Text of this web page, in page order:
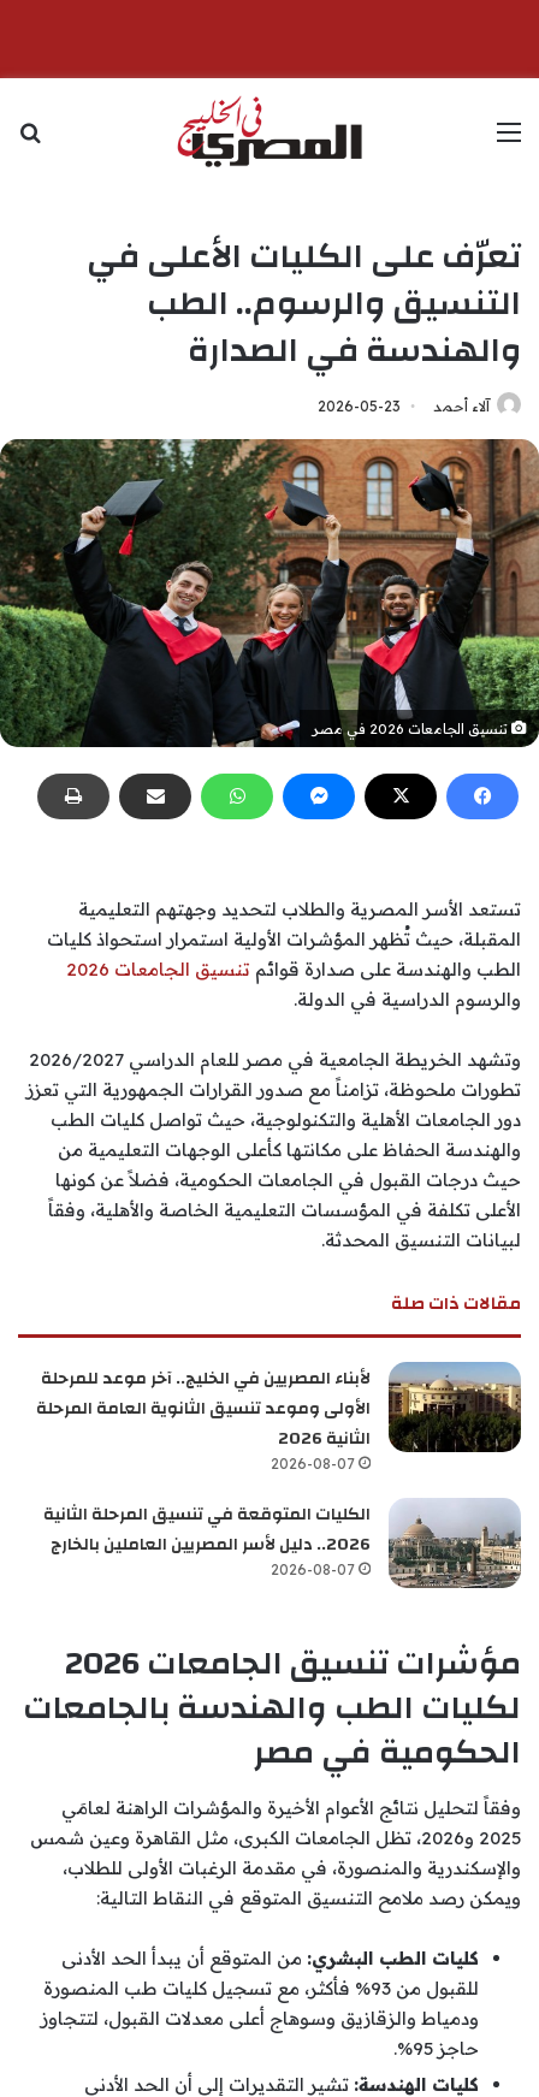
القائمة
تعرّف على الكليات الأعلى في
التنسيق والرسوم.. الطب
والهندسة في الصدارة
آلاء أحمد 2026-05-23
تنسيق الجامعات 2026 في مصر
تستعد الأسر المصرية والطلاب لتحديد وجهتهم التعليمية
المقبلة، حيث تُظهر المؤشرات الأولية استمرار استحواذ كليات
الطب والهندسة على صدارة قوائم تنسيق الجامعات 2026
والرسوم الدراسية في الدولة.
وتشهد الخريطة الجامعية في مصر للعام الدراسي 2026/2027
تطورات ملحوظة، تزامناً مع صدور القرارات الجمهورية التي تعزز
دور الجامعات الأهلية والتكنولوجية، حيث تواصل كليات الطب
والهندسة الحفاظ على مكانتها كأعلى الوجهات التعليمية من
حيث درجات القبول في الجامعات الحكومية، فضلاً عن كونها
الأعلى تكلفة في المؤسسات التعليمية الخاصة والأهلية، وفقاً
لبيانات التنسيق المحدثة.
مقالات ذات صلة
لأبناء المصريين في الخليج.. آخر موعد للمرحلة
الأولى وموعد تنسيق الثانوية العامة المرحلة
الثانية 2026
2026-08-07
الكليات المتوقعة في تنسيق المرحلة الثانية
2026.. دليل لأسر المصريين العاملين بالخارج
2026-08-07
مؤشرات تنسيق الجامعات 2026
لكليات الطب والهندسة بالجامعات
الحكومية في مصر
وفقاً لتحليل نتائج الأعوام الأخيرة والمؤشرات الراهنة لعامَي
2025 و2026، تظل الجامعات الكبرى، مثل القاهرة وعين شمس
والإسكندرية والمنصورة، في مقدمة الرغبات الأولى للطلاب،
ويمكن رصد ملامح التنسيق المتوقع في النقاط التالية:
كليات الطب البشري: من المتوقع أن يبدأ الحد الأدنى
للقبول من 93% فأكثر، مع تسجيل كليات طب المنصورة
ودمياط والزقازيق وسوهاج أعلى معدلات القبول، لتتجاوز
حاجز 95%.
كليات الهندسة: تشير التقديرات إلى أن الحد الأدنى